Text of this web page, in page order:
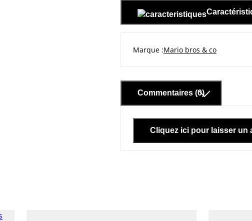
Marque Mario bros & co
Commentaires (0)
Cliquez ici pour laisser un